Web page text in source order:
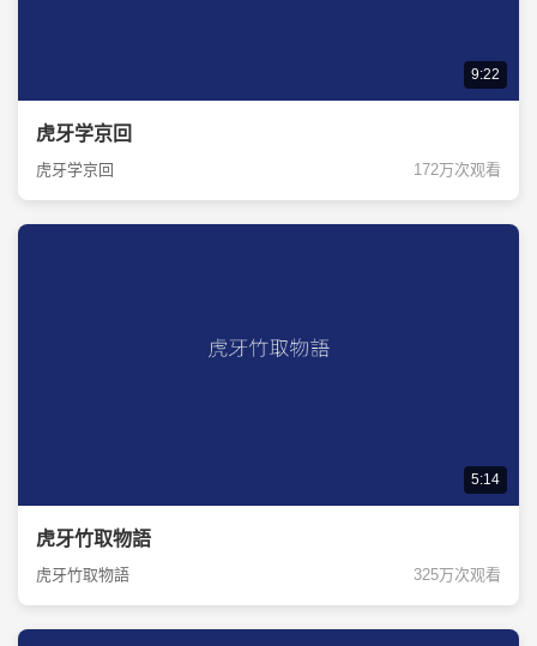
9:22
虎牙学京回
虎牙学京回 172万次观看
5:14
虎牙竹取物語
虎牙竹取物語 325万次观看